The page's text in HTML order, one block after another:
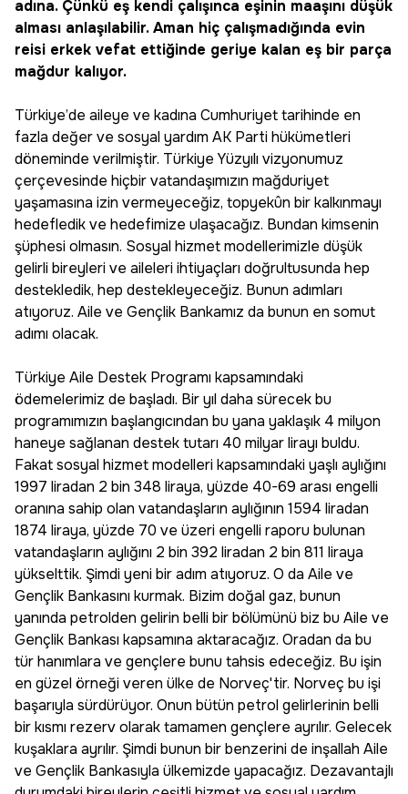
adına. Çünkü eş kendi çalışınca eşinin maaşını düşük
alması anlaşılabilir. Aman hiç çalışmadığında evin
reisi erkek vefat ettiğinde geriye kalan eş bir parça
mağdur kalıyor.
Türkiye’de aileye ve kadına Cumhuriyet tarihinde en
fazla değer ve sosyal yardım AK Parti hükümetleri
döneminde verilmiştir. Türkiye Yüzyılı vizyonumuz
çerçevesinde hiçbir vatandaşımızın mağduriyet
yaşamasına izin vermeyeceğiz, topyekûn bir kalkınmayı
hedefledik ve hedefimize ulaşacağız. Bundan kimsenin
şüphesi olmasın. Sosyal hizmet modellerimizle düşük
gelirli bireyleri ve aileleri ihtiyaçları doğrultusunda hep
destekledik, hep destekleyeceğiz. Bunun adımları
atıyoruz. Aile ve Gençlik Bankamız da bunun en somut
adımı olacak.
Türkiye Aile Destek Programı kapsamındaki
ödemelerimiz de başladı. Bir yıl daha sürecek bu
programımızın başlangıcından bu yana yaklaşık 4 milyon
haneye sağlanan destek tutarı 40 milyar lirayı buldu.
Fakat sosyal hizmet modelleri kapsamındaki yaşlı aylığını
1997 liradan 2 bin 348 liraya, yüzde 40-69 arası engelli
oranına sahip olan vatandaşların aylığının 1594 liradan
1874 liraya, yüzde 70 ve üzeri engelli raporu bulunan
vatandaşların aylığını 2 bin 392 liradan 2 bin 811 liraya
yükselttik. Şimdi yeni bir adım atıyoruz. O da Aile ve
Gençlik Bankasını kurmak. Bizim doğal gaz, bunun
yanında petrolden gelirin belli bir bölümünü biz bu Aile ve
Gençlik Bankası kapsamına aktaracağız. Oradan da bu
tür hanımlara ve gençlere bunu tahsis edeceğiz. Bu işin
en güzel örneği veren ülke de Norveç'tir. Norveç bu işi
başarıyla sürdürüyor. Onun bütün petrol gelirlerinin belli
bir kısmı rezerv olarak tamamen gençlere ayrılır. Gelecek
kuşaklara ayrılır. Şimdi bunun bir benzerini de inşallah Aile
ve Gençlik Bankasıyla ülkemizde yapacağız. Dezavantajlı